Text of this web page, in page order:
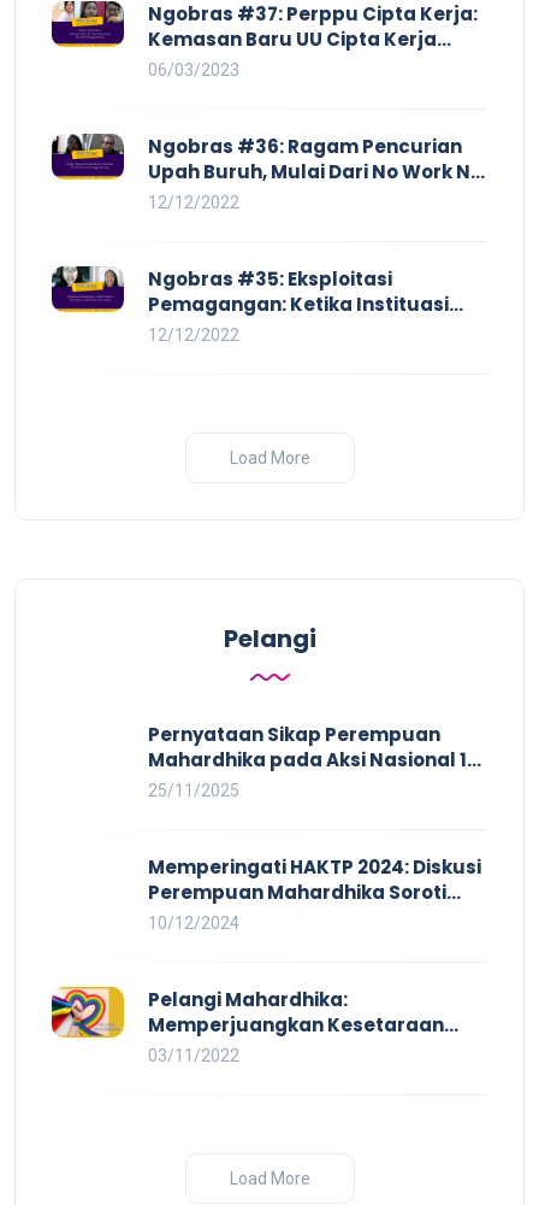
Ngobras #37: Perppu Cipta Kerja:
Kemasan Baru UU Cipta Kerja
yang Semakin Merugikan Buruh
06/03/2023
Ngobras #36: Ragam Pencurian
Upah Buruh, Mulai Dari No Work No
Pay Hingga Skorsing
12/12/2022
Ngobras #35: Eksploitasi
Pemagangan: Ketika Instituasi
Pendidikan Tunduk pada Hilir
12/12/2022
Load More
Pelangi
Pernyataan Sikap Perempuan
Mahardhika pada Aksi Nasional 16
HAKTP 2025 Kerja Layak dan Bebas
25/11/2025
Memperingati HAKTP 2024: Diskusi
Perempuan Mahardhika Soroti
Kerja Layak yang Inklusif bagi
10/12/2024
Pelangi Mahardhika:
Memperjuangkan Kesetaraan
untuk Pekerja LBTQ
03/11/2022
Load More